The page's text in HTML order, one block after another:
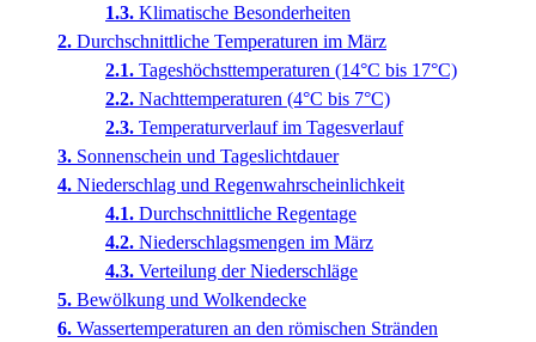
Klimatische Besonderheiten
Durchschnittliche Temperaturen im März
Tageshöchsttemperaturen (14°C bis 17°C)
Nachttemperaturen (4°C bis 7°C)
Temperaturverlauf im Tagesverlauf
Sonnenschein und Tageslichtdauer
Niederschlag und Regenwahrscheinlichkeit
Durchschnittliche Regentage
Niederschlagsmengen im März
Verteilung der Niederschläge
Bewölkung und Wolkendecke
Wassertemperaturen an den römischen Stränden